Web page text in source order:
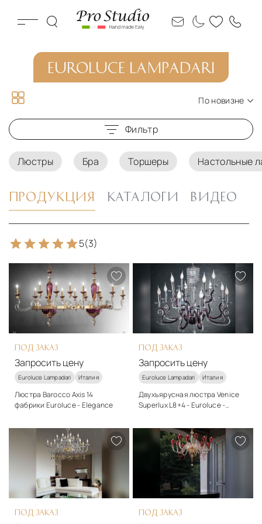
EUROLUCE LAMPADARI
По новизне
По новизне
По цене по возрастанию
По цене по убыванию
Фильтр
Люстры Бра Торшеры Настольные
ПРОДУКЦИЯ КАТАЛОГИ ВИДЕО
5(3)
ПОД ЗАКАЗ
Запросить цену
Euroluce Lampadari Италия
Люстра Barocco Axis 14
фабрики Euroluce - Elegance
классический
Подробнее
Запросить цену
ПОД ЗАКАЗ
Запросить цену
Euroluce Lampadari Италия
Двухъярусная люстра Venice
Superlux L8+4 - Euroluce -
классический
Подробнее
Запросить цену
ПОД ЗАКАЗ ПОД ЗАКАЗ